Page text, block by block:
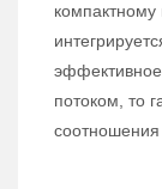
потоком, то